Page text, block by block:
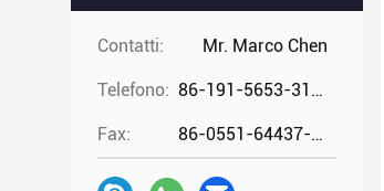
Contatti: Mr. Marco Chen
Telefono: 86-191-5653-3194
Fax: 86-0551-64437-729